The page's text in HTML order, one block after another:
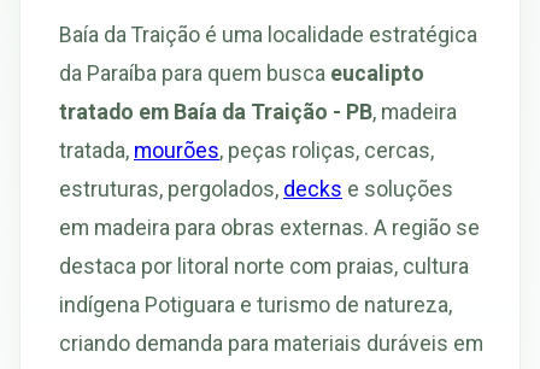
Baía da Traição é uma localidade estratégica
da Paraíba para quem busca eucalipto
tratado em Baía da Traição - PB, madeira
tratada, mourões, peças roliças, cercas,
estruturas, pergolados, decks e soluções
em madeira para obras externas. A região se
destaca por litoral norte com praias, cultura
indígena Potiguara e turismo de natureza,
criando demanda para materiais duráveis em